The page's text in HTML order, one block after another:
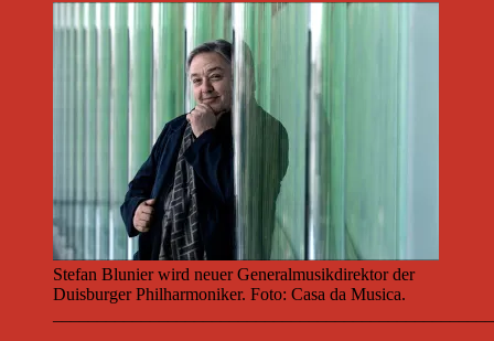
Stefan Blunier wird neuer Generalmusikdirektor der
Duisburger Philharmoniker. Foto: Casa da Musica.